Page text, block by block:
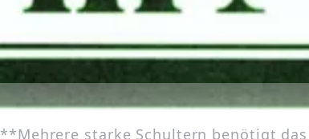
**Mehrere starke Schultern benötigt